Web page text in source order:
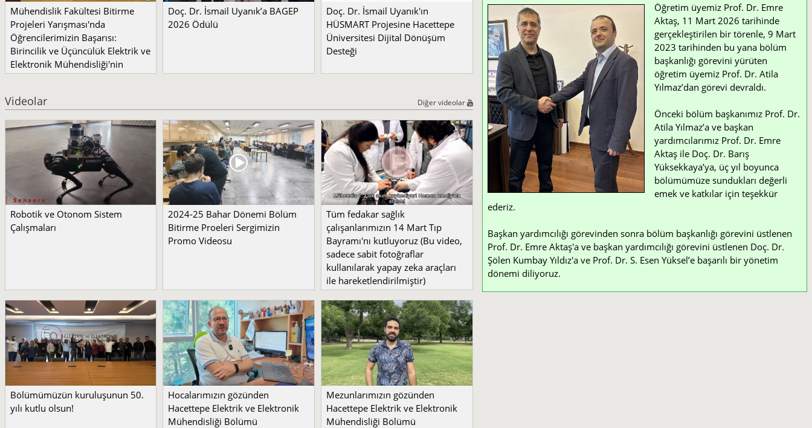
Mühendislik Fakültesi Bitirme
Projeleri Yarışması'nda
Öğrencilerimizin Başarısı:
Birincilik ve Üçüncülük Elektrik ve
Elektronik Mühendisliği'nin
Doç. Dr. İsmail Uyanık’a BAGEP
2026 Ödülü
Doç. Dr. İsmail Uyanık'ın
HÜSMART Projesine Hacettepe
Üniversitesi Dijital Dönüşüm
Desteği
Videolar Diğer videolar
Robotik ve Otonom Sistem
Çalışmaları
2024-25 Bahar Dönemi Bölüm
Bitirme Proeleri Sergimizin
Promo Videosu
Tüm fedakar sağlık
çalışanlarımızın 14 Mart Tıp
Bayramı'nı kutluyoruz (Bu video,
sadece sabit fotoğraflar
kullanılarak yapay zeka araçları
ile hareketlendirilmiştir)
Bölümümüzün kuruluşunun 50.
yılı kutlu olsun!
Hocalarımızın gözünden
Hacettepe Elektrik ve Elektronik
Mühendisliği Bölümü
Mezunlarımızın gözünden
Hacettepe Elektrik ve Elektronik
Mühendisliği Bölümü
Öğretim üyemiz Prof. Dr. Emre
Aktaş, 11 Mart 2026 tarihinde
gerçekleştirilen bir törenle, 9 Mart
2023 tarihinden bu yana bölüm
başkanlığı görevini yürüten
öğretim üyemiz Prof. Dr. Atila
Yılmaz’dan görevi devraldı.
Önceki bölüm başkanımız Prof. Dr.
Atila Yılmaz’a ve başkan
yardımcılarımız Prof. Dr. Emre
Aktaş ile Doç. Dr. Barış
Yüksekkaya’ya, üç yıl boyunca
bölümümüze sundukları değerli
emek ve katkılar için teşekkür
ederiz.
Başkan yardımcılığı görevinden sonra bölüm başkanlığı görevini üstlenen
Prof. Dr. Emre Aktaş'a ve başkan yardımcılığı görevini üstlenen Doç. Dr.
Şölen Kumbay Yıldız'a ve Prof. Dr. S. Esen Yüksel’e başarılı bir yönetim
dönemi diliyoruz.